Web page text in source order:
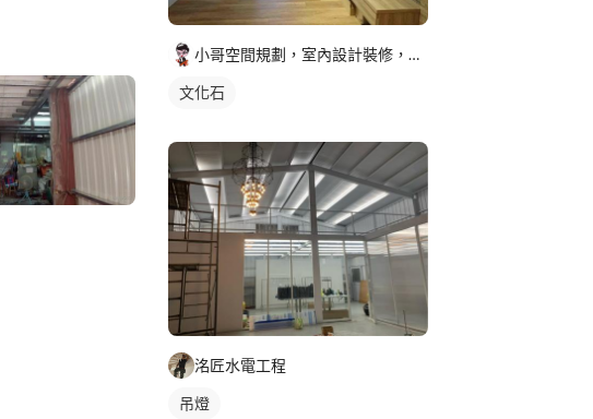
小哥空間規劃，室內設計裝修，老屋翻新，房屋醫生
文化石
洺匠水電工程
吊燈